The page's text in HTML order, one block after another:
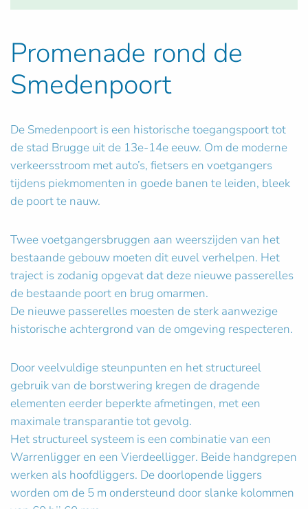
Promenade rond de
Smedenpoort
De Smedenpoort is een historische toegangspoort tot
de stad Brugge uit de 13e-14e eeuw. Om de moderne
verkeersstroom met auto’s, fietsers en voetgangers
tijdens piekmomenten in goede banen te leiden, bleek
de poort te nauw.
Twee voetgangersbruggen aan weerszijden van het
bestaande gebouw moeten dit euvel verhelpen. Het
traject is zodanig opgevat dat deze nieuwe passerelles
de bestaande poort en brug omarmen.
De nieuwe passerelles moesten de sterk aanwezige
historische achtergrond van de omgeving respecteren.
Door veelvuldige steunpunten en het structureel
gebruik van de borstwering kregen de dragende
elementen eerder beperkte afmetingen, met een
maximale transparantie tot gevolg.
Het structureel systeem is een combinatie van een
Warrenligger en een Vierdeelligger. Beide handgrepen
werken als hoofdliggers. De doorlopende liggers
worden om de 5 m ondersteund door slanke kolommen